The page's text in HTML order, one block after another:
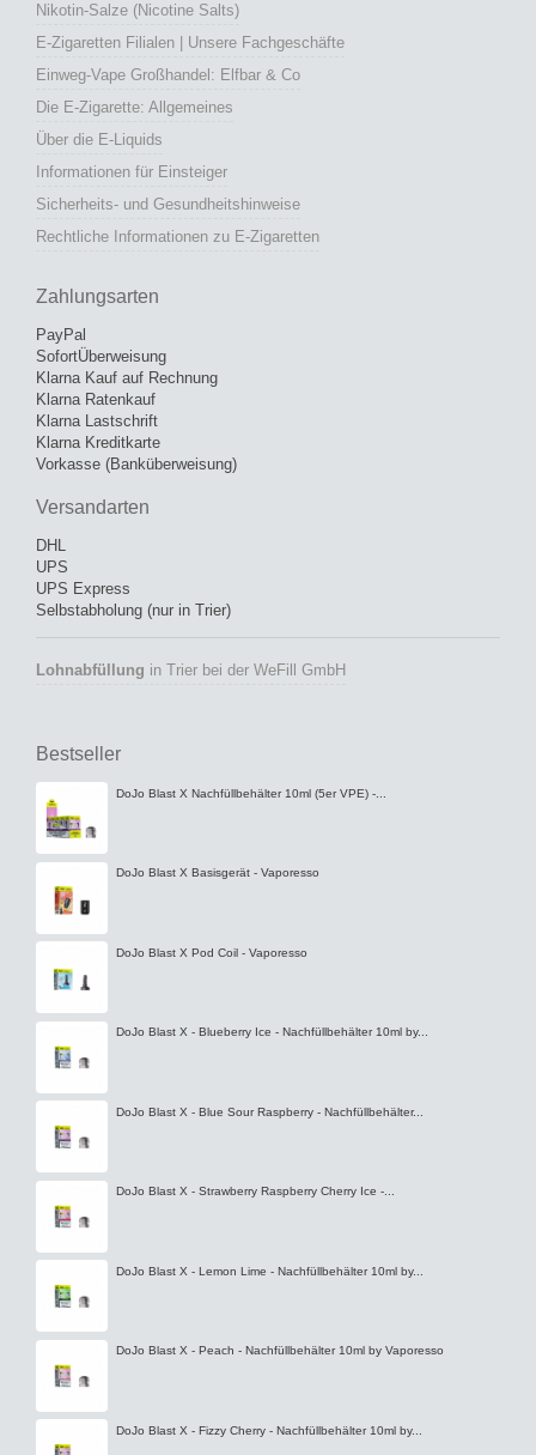
Nikotin-Salze (Nicotine Salts)
E-Zigaretten Filialen | Unsere Fachgeschäfte
Einweg-Vape Großhandel: Elfbar & Co
Die E-Zigarette: Allgemeines
Über die E-Liquids
Informationen für Einsteiger
Sicherheits- und Gesundheitshinweise
Rechtliche Informationen zu E-Zigaretten
Zahlungsarten
PayPal
SofortÜberweisung
Klarna Kauf auf Rechnung
Klarna Ratenkauf
Klarna Lastschrift
Klarna Kreditkarte
Vorkasse (Banküberweisung)
Versandarten
DHL
UPS
UPS Express
Selbstabholung (nur in Trier)
Lohnabfüllung in Trier bei der WeFill GmbH
Bestseller
DoJo Blast X Nachfüllbehälter 10ml (5er VPE) -...
DoJo Blast X Basisgerät - Vaporesso
DoJo Blast X Pod Coil - Vaporesso
DoJo Blast X - Blueberry Ice - Nachfüllbehälter 10ml by...
DoJo Blast X - Blue Sour Raspberry - Nachfüllbehälter...
DoJo Blast X - Strawberry Raspberry Cherry Ice -...
DoJo Blast X - Lemon Lime - Nachfüllbehälter 10ml by...
DoJo Blast X - Peach - Nachfüllbehälter 10ml by Vaporesso
DoJo Blast X - Fizzy Cherry - Nachfüllbehälter 10ml by...